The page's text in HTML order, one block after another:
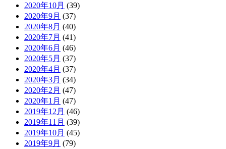
2020年10月 (39)
2020年9月 (37)
2020年8月 (40)
2020年7月 (41)
2020年6月 (46)
2020年5月 (37)
2020年4月 (37)
2020年3月 (34)
2020年2月 (47)
2020年1月 (47)
2019年12月 (46)
2019年11月 (39)
2019年10月 (45)
2019年9月 (79)